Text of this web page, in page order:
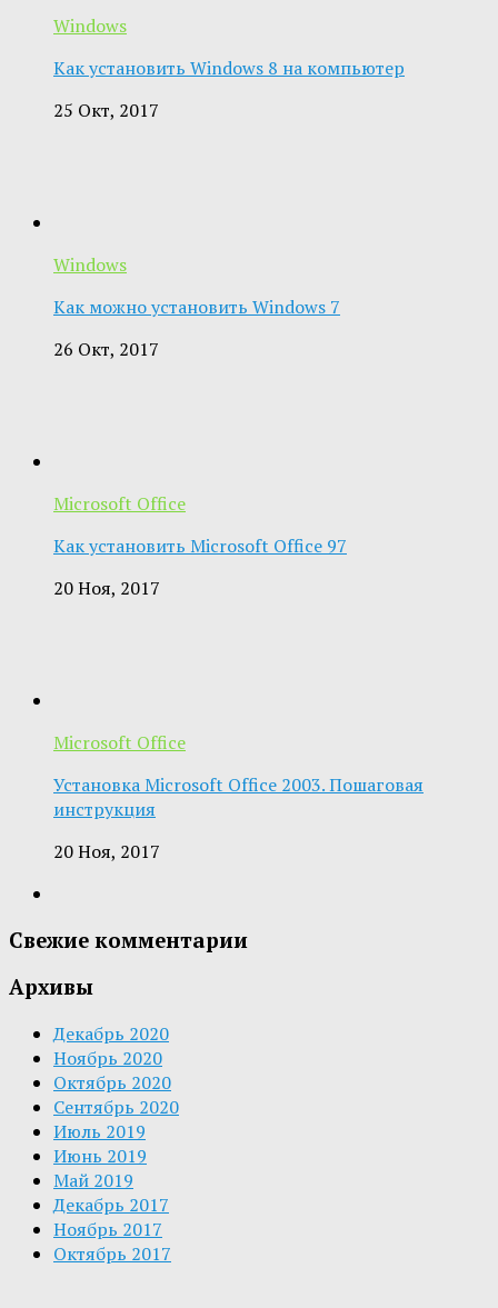
Windows
Как установить Windows 8 на компьютер
25 Окт, 2017
Windows
Как можно установить Windows 7
26 Окт, 2017
Microsoft Office
Как установить Microsoft Office 97
20 Ноя, 2017
Microsoft Office
Установка Microsoft Office 2003. Пошаговая
инструкция
20 Ноя, 2017
Свежие комментарии
Архивы
Декабрь 2020
Ноябрь 2020
Октябрь 2020
Сентябрь 2020
Июль 2019
Июнь 2019
Май 2019
Декабрь 2017
Ноябрь 2017
Октябрь 2017